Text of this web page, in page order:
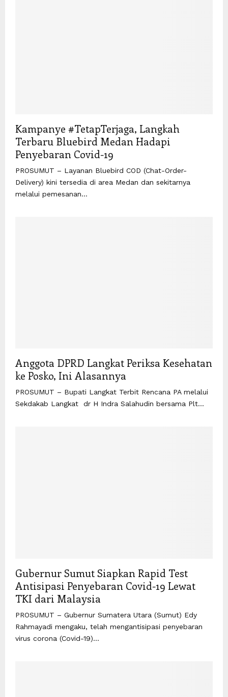
Kampanye #TetapTerjaga, Langkah
Terbaru Bluebird Medan Hadapi
Penyebaran Covid-19
PROSUMUT – Layanan Bluebird COD (Chat-Order-
Delivery) kini tersedia di area Medan dan sekitarnya
melalui pemesanan...
Anggota DPRD Langkat Periksa Kesehatan
ke Posko, Ini Alasannya
PROSUMUT – Bupati Langkat Terbit Rencana PA melalui
Sekdakab Langkat dr H Indra Salahudin bersama Plt...
Gubernur Sumut Siapkan Rapid Test
Antisipasi Penyebaran Covid-19 Lewat
TKI dari Malaysia
PROSUMUT – Gubernur Sumatera Utara (Sumut) Edy
Rahmayadi mengaku, telah mengantisipasi penyebaran
virus corona (Covid-19)...